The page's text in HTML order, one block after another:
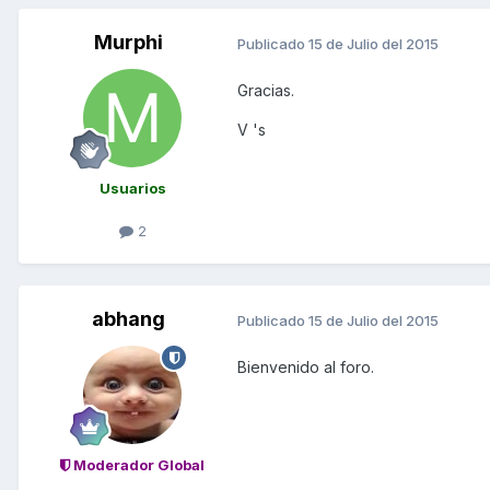
Murphi
Usuarios
2
Publicado 15 de Julio del 2015
Gracias.
V 's
abhang
Moderador Global
Publicado 15 de Julio del 2015
Bienvenido al foro.